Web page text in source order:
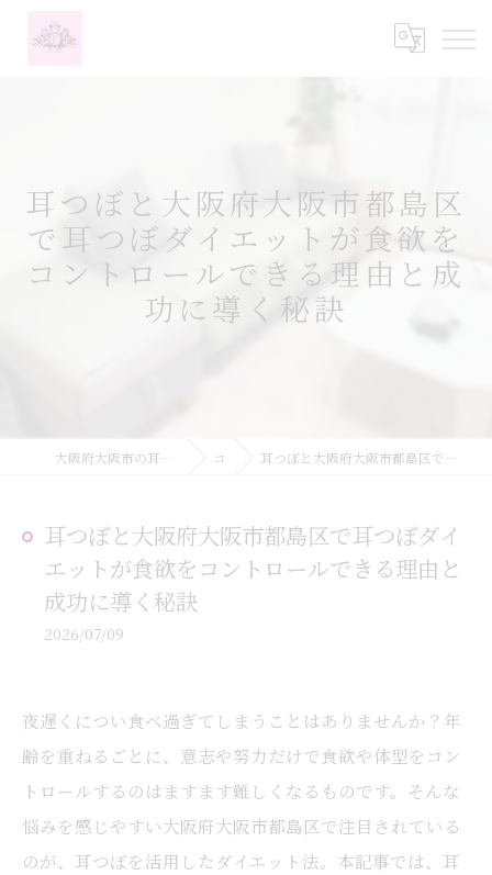
耳つぼと大阪府大阪市都島区
で耳つぼダイエットが食欲を
コントロールできる理由と成
功に導く秘訣
大阪府大阪市の耳つぼなら耳つぼダイエットサロンふーみん コラム 耳つぼと大阪府大阪市都島区で耳つぼダイエットが食欲をコントロールできる理由と成功に導く秘訣
耳つぼと大阪府大阪市都島区で耳つぼダイ
エットが食欲をコントロールできる理由と
成功に導く秘訣
2026/07/09
夜遅くについ食べ過ぎてしまうことはありませんか？年
齢を重ねるごとに、意志や努力だけで食欲や体型をコン
トロールするのはますます難しくなるものです。そんな
悩みを感じやすい大阪府大阪市都島区で注目されている
のが、耳つぼを活用したダイエット法。本記事では、耳